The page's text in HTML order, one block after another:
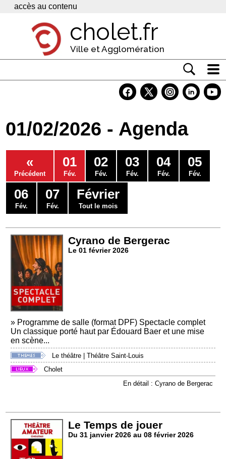
Panneau de gestion des cookies
accès au contenu
cholet.fr
Ville et Agglomération
Economie
Services
Contacts
01/02/2026 - Agenda
«
Précédent
01
Fév.
02
Fév.
03
Fév.
04
Fév.
05
Fév.
06
Fév.
07
Fév.
Février
Tout le mois
Cyrano de Bergerac
Le 01 février 2026
» Programme de salle (format DPF) Spectacle complet
Un classique porté haut par Édouard Baer et une mise
en scène...
Le théâtre |Théâtre Saint-Louis
Cholet
En détail : Cyrano de Bergerac
Le Temps de jouer
Du 31 janvier 2026 au 08 février 2026